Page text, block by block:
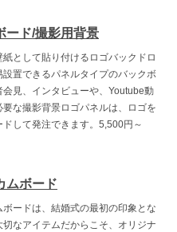
ード/撮影用背景
紙として貼り付けるロゴバックドロ
設置できるパネルタイプのバックボ
会見、インタビューや、Youtube動
要な撮影背景ロゴパネルは、ロゴを
ドして発注できます。5,500円～
ムボード
ボードは、結婚式の最初の印象とな
切なアイテムだからこそ、オリジナ